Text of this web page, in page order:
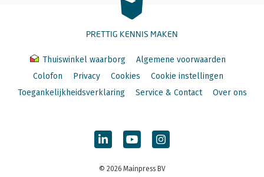
PRETTIG KENNIS MAKEN
Thuiswinkel waarborg
Algemene voorwaarden
Colofon
Privacy Cookies
Cookie instellingen
Toegankelijkheidsverklaring
Service & Contact Over ons
© 2026 Mainpress BV